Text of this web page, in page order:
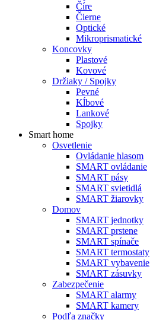
Číre
Čierne
Optické
Mikroprismatické
Koncovky
Plastové
Kovové
Držiaky / Spojky
Pevné
Kĺbové
Lankové
Spojky
Smart home
Osvetlenie
Ovládanie hlasom
SMART ovládanie
SMART pásy
SMART svietidlá
SMART žiarovky
Domov
SMART jednotky
SMART prstene
SMART spínače
SMART termostaty
SMART vybavenie
SMART zásuvky
Zabezpečenie
SMART alarmy
SMART kamery
Podľa značky